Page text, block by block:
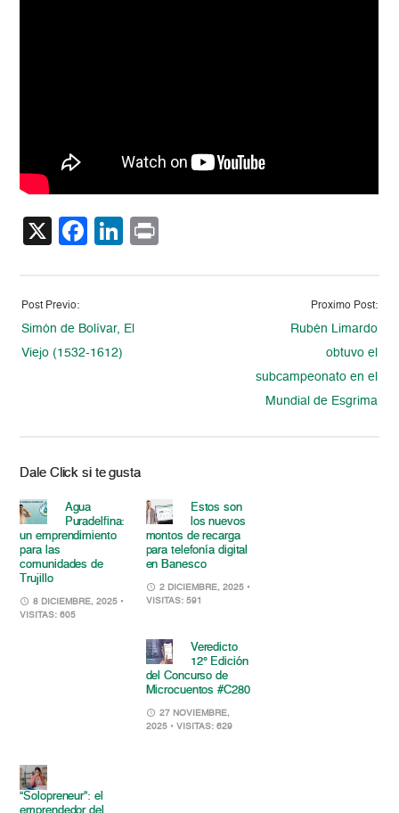
X Facebook
LinkedIn
Post Previo:
Simón de Bolívar, El
Viejo (1532-1612)
Proximo Post:
Rubén Limardo
obtuvo el
subcampeonato en el
Mundial de Esgrima
Dale Click si te gusta
Agua
Puradelfina:
un emprendimiento
para las
comunidades de
Trujillo
8 DICIEMBRE, 2025 •
VISITAS: 605
Estos son
los nuevos
montos de recarga
para telefonía digital
en Banesco
2 DICIEMBRE, 2025 •
VISITAS: 591
Veredicto
12° Edición
del Concurso de
Microcuentos #C280
27 NOVIEMBRE,
2025 • VISITAS: 629
“Solopreneur”: el